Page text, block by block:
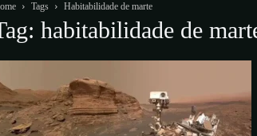
Tags Habitabilidade de marte
habitabilidade de